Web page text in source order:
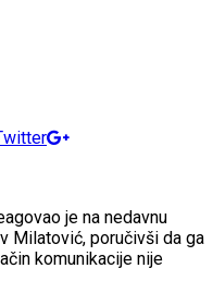
je na nedavnu
Milatović, poručivši da ga
komunikacije nije